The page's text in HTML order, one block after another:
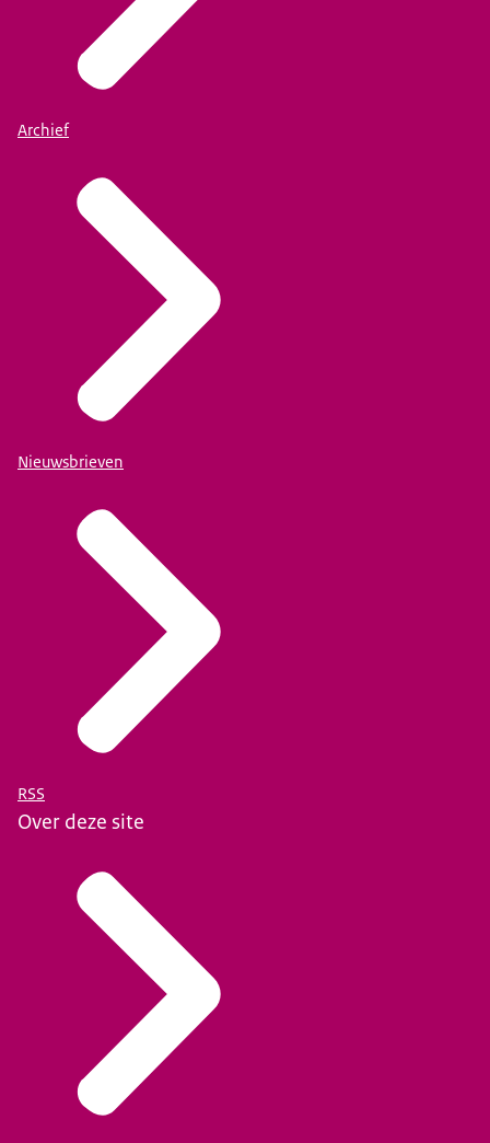
Archief
Nieuwsbrieven
RSS
Over deze site